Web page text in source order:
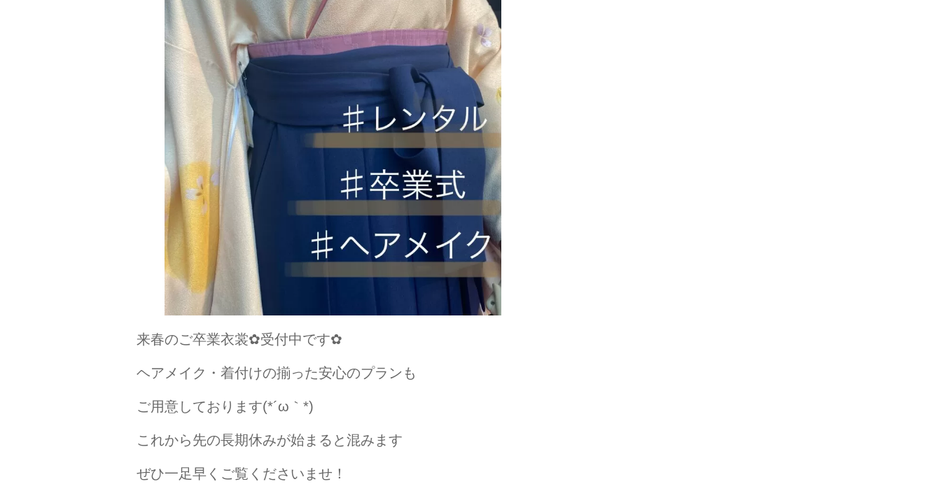
来春のご卒業衣裳✿受付中です✿
ヘアメイク・着付けの揃った安心のプランも
ご用意しております(*´ω｀*)
これから先の長期休みが始まると混みます
ぜひ一足早くご覧くださいませ！